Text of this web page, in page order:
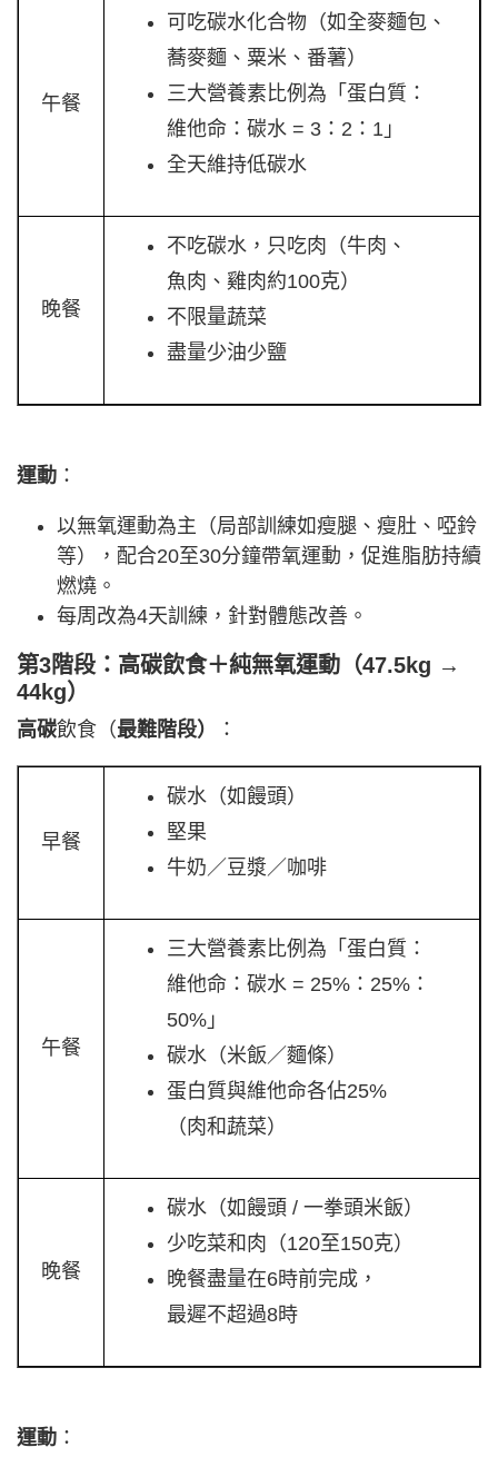
午餐
可吃碳水化合物（如全麥麵包、
蕎麥麵、粟米、番薯）
三大營養素比例為「蛋白質：
維他命：碳水 = 3：2：1」
全天維持低碳水
晚餐
不吃碳水，只吃肉（牛肉、
魚肉、雞肉約100克）
不限量蔬菜
盡量少油少鹽
運動 ：
以無氧運動為主（局部訓練如瘦腿、瘦肚、啞鈴
等），配合20至30分鐘帶氧運動，促進脂肪持續
燃燒。
每周改為4天訓練，針對體態改善。
第3階段：高碳飲食＋純無氧運動（47.5kg →
44kg）
高碳飲食（最難階段） ：
早餐
碳水（如饅頭）
堅果
牛奶／豆漿／咖啡
午餐
三大營養素比例為「蛋白質：
維他命：碳水 = 25%：25%：
50%」
碳水（米飯／麵條）
蛋白質與維他命各佔25%
（肉和蔬菜）
晚餐
碳水（如饅頭 / 一拳頭米飯）
少吃菜和肉（120至150克）
晚餐盡量在6時前完成，
最遲不超過8時
運動 ：